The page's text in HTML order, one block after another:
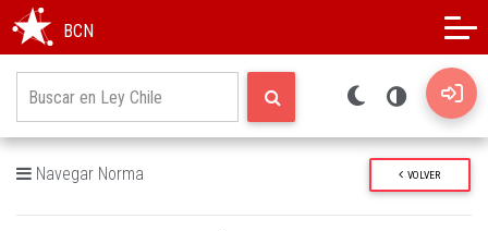
BCN
Navegar Norma VOLVER